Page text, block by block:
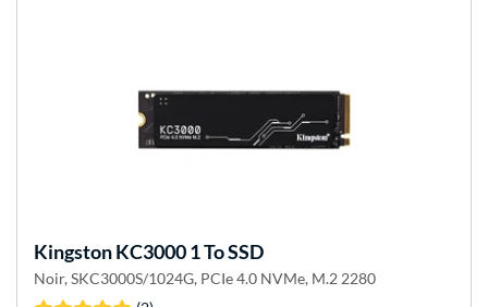
KingstonKC3000 1 To SSD
Noir, SKC3000S/1024G, PCIe 4.0 NVMe, M.2 2280